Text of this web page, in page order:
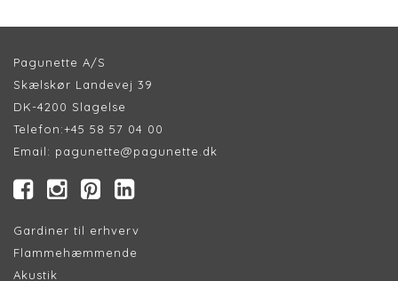
Pagunette A/S
Skælskør Landevej 39
DK-4200 Slagelse
Telefon:+45 58 57 04 00
Email: pagunette@pagunette.dk
Gardiner til erhverv
Flammehæmmende
Akustik